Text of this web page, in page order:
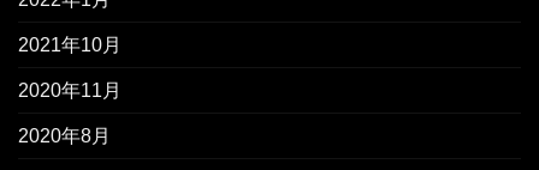
2021年10月
2020年11月
2020年8月